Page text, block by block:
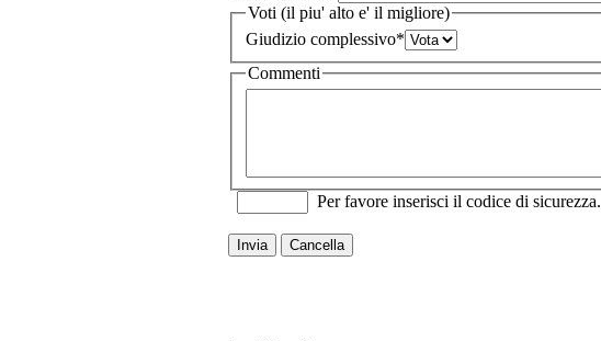
Voti (il piu' alto e' il migliore)
Giudizio complessivo*
Commenti
Per favore inserisci il codice di sicurezza.
Invia Cancella